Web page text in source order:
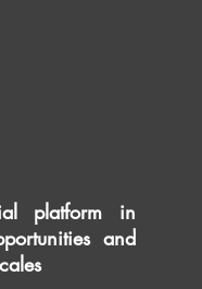
platform in
and